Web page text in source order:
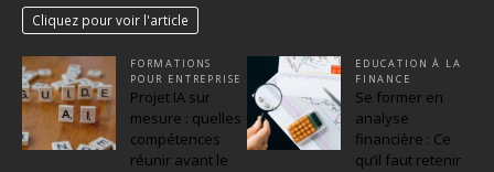
Cliquez pour voir l'article
FORMATIONS
POUR ENTREPRISE
Projet IA sur
mesure : quelles
compétences
réunir avant le
EDUCATION À LA
FINANCE
Se former en
analyse
financière : Ce
qu’il faut retenir